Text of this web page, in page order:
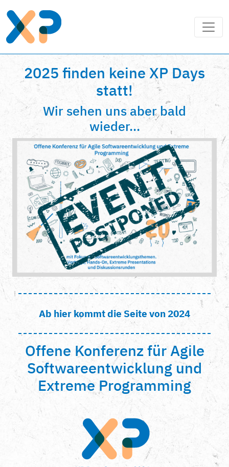
2025 finden keine XP Days
statt!
Wir sehen uns aber bald
wieder...
Ab hier kommt die Seite von 2024
Offene Konferenz für Agile
Softwareentwicklung und
Extreme Programming